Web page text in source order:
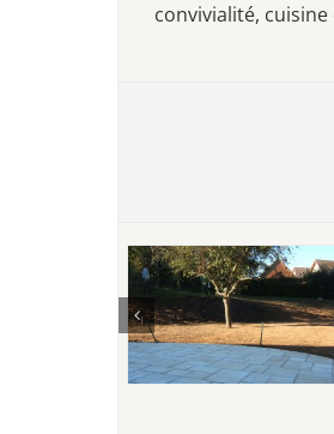
convivialité,